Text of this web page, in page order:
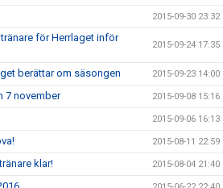
2015-09-30 23:32
för Herrlaget inför
2015-09-24 17:35
berättar om säsongen 2015-09-23 14:00
7 november 2015-09-08 15:16
2015-09-06 16:13
2015-08-11 22:59
klar! 2015-08-04 21:40